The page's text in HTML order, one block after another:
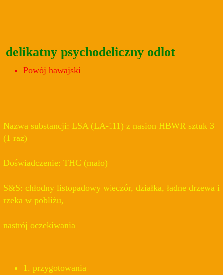
delikatny psychodeliczny odlot
Powój hawajski
Nazwa substancji: LSA (LA-111) z nasion HBWR sztuk 3
(1 raz)
Doświadczenie: THC (mało)
S&S: chłodny listopadowy wieczór, działka, ładne drzewa i
rzeka w pobliżu,
nastrój oczekiwania
1. przygotowania